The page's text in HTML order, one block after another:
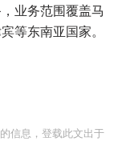
业务范围覆盖马
等东南亚国家。
信息，登载此文出于